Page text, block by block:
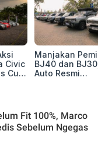
Civic
Curi
Manjakan
BJ40 dan
Auto Resmi
Fit 100%, Marco
Sebelum Ngegas